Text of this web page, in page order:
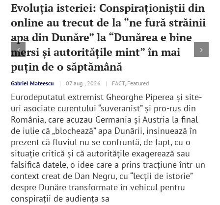
Evoluția isteriei: Conspiraționiștii din
online au trecut de la “ne fură străinii
apa din Dunăre” la “Dunărea e bine
mersi și autoritățile mint” în mai
puțin de o săptămână
Gabriel Mateescu | 07 aug., 2026 | FACT, Featured
Eurodeputatul extremist Gheorghe Piperea și site-
uri asociate curentului “suveranist” și pro-rus din
România, care acuzau Germania și Austria la final
de iulie că „blochează” apa Dunării, insinuează în
prezent că fluviul nu se confruntă, de fapt, cu o
situație critică și că autoritățile exagerează sau
falsifică datele, o idee care a prins tracțiune într-un
context creat de Dan Negru, cu “lecții de istorie”
despre Dunăre transformate în vehicul pentru
conspirații de audiența sa